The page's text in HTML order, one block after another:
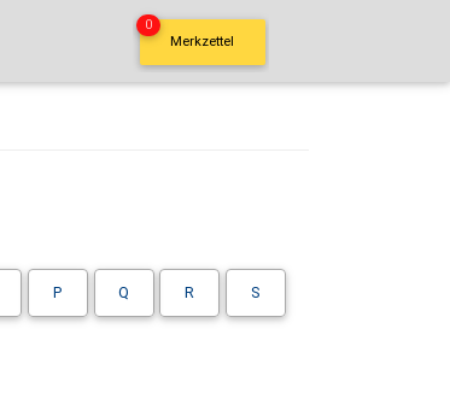
P Q R S
Merkzettel
0